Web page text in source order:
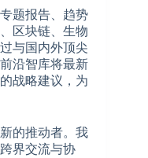
题报告、趋势
区块链、生物
与国内外顶尖
沿智库将最新
战略建议，为
的推动者。我
界交流与协